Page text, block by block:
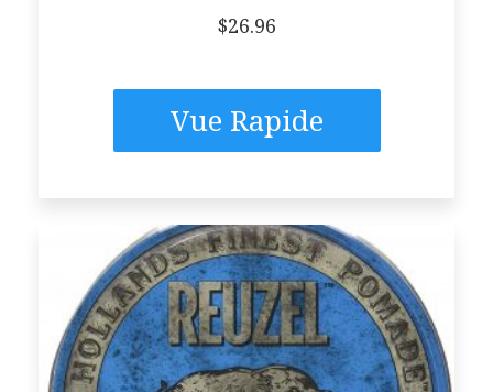
$26.96
Vue Rapide